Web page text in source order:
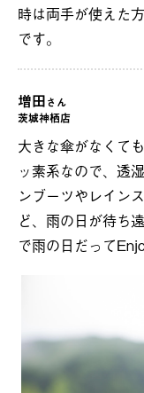
時は両手が使えた
です。
増田さん
茨城神栖店
大きな傘がなくて
ッ素系なので、透
ンブーツやレイン
ど、雨の日が待ち
で雨の日だって